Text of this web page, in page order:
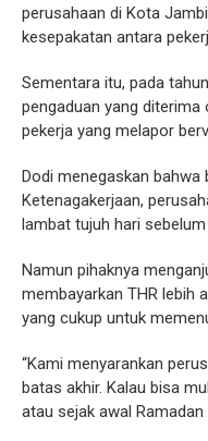
perusahaan di Kota
kesepakatan antara
Sementara itu, pada
pengaduan yang diterima
pekerja yang melapor
Dodi menegaskan bahwa
Ketenagakerjaan,
lambat tujuh hari
Namun pihaknya
membayarkan THR lebih
yang cukup untuk
“Kami menyarankan
batas akhir. Kalau bisa
atau sejak awal Ramadan